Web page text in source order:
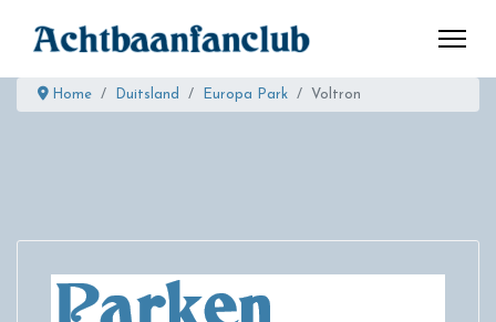
Home Duitsland Europa Park Voltron